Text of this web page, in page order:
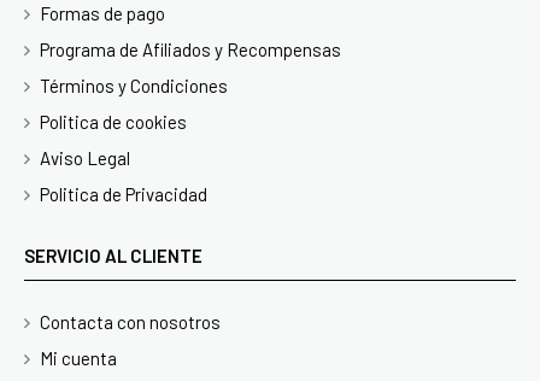
Formas de pago
Programa de Afiliados y Recompensas
Términos y Condiciones
Politica de cookies
Aviso Legal
Politica de Privacidad
SERVICIO AL CLIENTE
Contacta con nosotros
Mi cuenta